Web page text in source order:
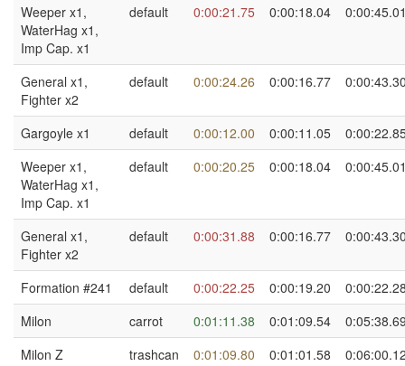
Weeper x1,
WaterHag x1,
Imp Cap. x1
default 0:00:21.75 0:00:18.04
General x1,
Fighter x2
default 0:00:24.26 0:00:16.77
Gargoyle x1 default 0:00:12.00 0:00:11.05
Weeper x1,
WaterHag x1,
Imp Cap. x1
default 0:00:20.25 0:00:18.04
General x1,
Fighter x2
default 0:00:31.88 0:00:16.77
Formation #241 default 0:00:22.25 0:00:19.20
Milon
carrot 0:01:11.38 0:01:09.54
Milon Z
trashcan 0:01:09.80 0:01:01.58